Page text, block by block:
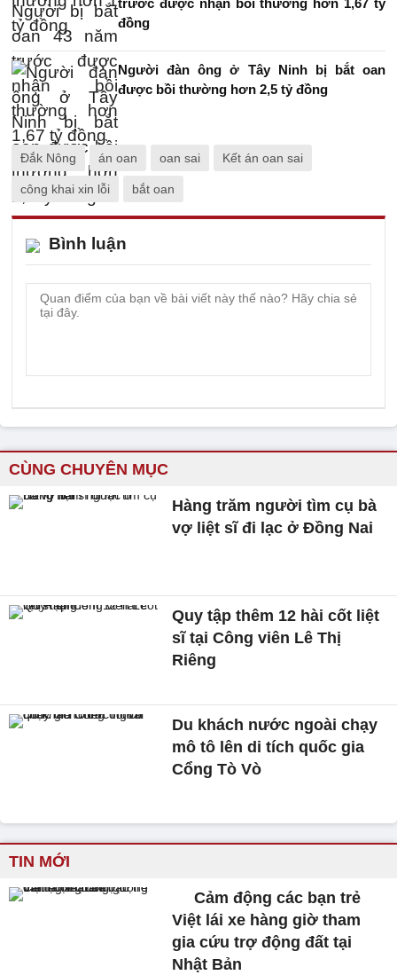
trước được nhận bồi thường hơn 1,67 tỷ
đồng
Người đàn ông ở Tây Ninh bị bắt oan
được bồi thường hơn 2,5 tỷ đồng
Đắk Nông án oan oan sai Kết án oan sai
công khai xin lỗi bắt oan
Bình luận
CÙNG CHUYÊN MỤC
Hàng trăm người tìm cụ bà
vợ liệt sĩ đi lạc ở Đồng Nai
Quy tập thêm 12 hài cốt liệt
sĩ tại Công viên Lê Thị
Riêng
Du khách nước ngoài chạy
mô tô lên di tích quốc gia
Cổng Tò Vò
TIN MỚI
Cảm động các bạn trẻ
Việt lái xe hàng giờ tham
gia cứu trợ động đất tại
Nhật Bản